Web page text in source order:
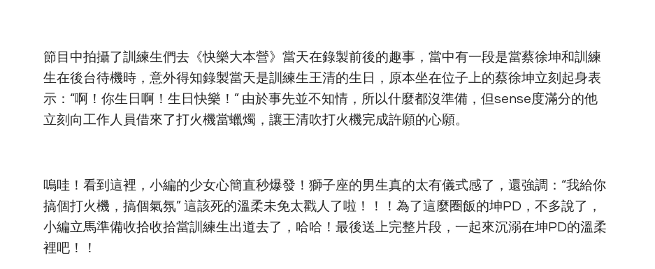
節目中拍攝了訓練生們去《快樂大本營》當天在錄製前後的趣事，當中有一段是當蔡徐坤和訓練
生在後台待機時，意外得知錄製當天是訓練生王清的生日，原本坐在位子上的蔡徐坤立刻起身表
示：“啊！你生日啊！生日快樂！” 由於事先並不知情，所以什麼都沒準備，但sense度滿分的他
立刻向工作人員借來了打火機當蠟燭，讓王清吹打火機完成許願的心願。
嗚哇！看到這裡，小編的少女心簡直秒爆發！獅子座的男生真的太有儀式感了，還強調：“我給你
搞個打火機，搞個氣氛” 這該死的溫柔未免太戳人了啦！！！為了這麼圈飯的坤PD，不多說了，
小編立馬準備收拾收拾當訓練生出道去了，哈哈！最後送上完整片段，一起來沉溺在坤PD的溫柔
裡吧！！